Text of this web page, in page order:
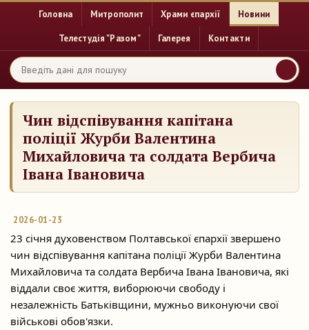
Головна Митрополит Храми єпархії Новини
Телестудія "Разом" Галерея Контакти
Чин відспівування капітана
поліції Журби Валентина
Михайловича та солдата Вербича
Івана Івановича
2026-01-23
23 січня духовенством Полтавської єпархії звершено
чин відспівування капітана поліції Журби Валентина
Михайловича та солдата Вербича Івана Івановича, які
віддали своє життя, виборюючи свободу і
незалежність Батьківщини, мужньо виконуючи свої
військові обов'язки.